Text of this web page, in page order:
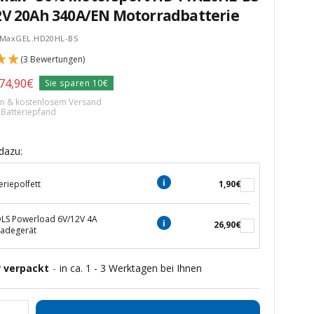
20Ah 340A/EN Motorradbatterie
BS
(3 Bewertungen)
Angebotspreis
74,90€
Sie sparen 10€
& kostenlosem Versand
Batteriepfand
1,90€
Powerload 6V/12V 4A
26,90€
verpackt - in ca. 1 - 3 Werktagen bei Ihnen